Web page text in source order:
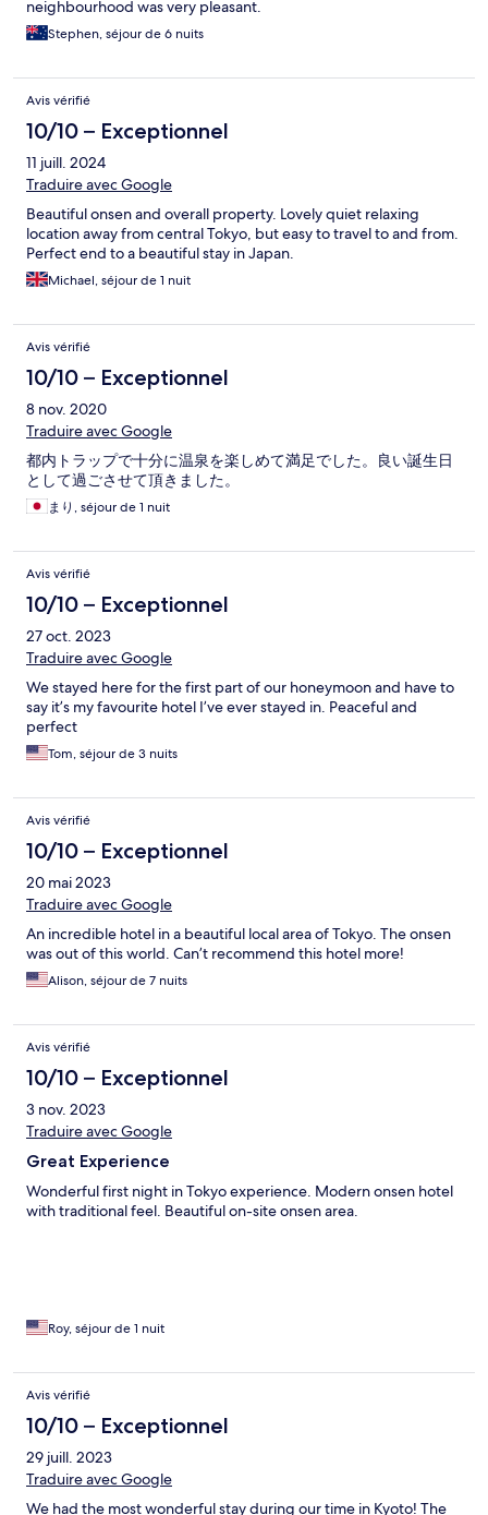
neighbourhood was very pleasant.
Stephen, séjour de 6 nuits
Avis vérifié
10/10 – Exceptionnel
11 juill. 2024
Traduire avec Google
Beautiful onsen and overall property. Lovely quiet relaxing
location away from central Tokyo, but easy to travel to and from.
Perfect end to a beautiful stay in Japan.
Michael, séjour de 1 nuit
Avis vérifié
10/10 – Exceptionnel
8 nov. 2020
Traduire avec Google
都内トラップで十分に温泉を楽しめて満足でした。良い誕生日
として過ごさせて頂きました。
まり, séjour de 1 nuit
Avis vérifié
10/10 – Exceptionnel
27 oct. 2023
Traduire avec Google
We stayed here for the first part of our honeymoon and have to
say it’s my favourite hotel I’ve ever stayed in. Peaceful and
perfect
Tom, séjour de 3 nuits
Avis vérifié
10/10 – Exceptionnel
20 mai 2023
Traduire avec Google
An incredible hotel in a beautiful local area of Tokyo. The onsen
was out of this world. Can’t recommend this hotel more!
Alison, séjour de 7 nuits
Avis vérifié
10/10 – Exceptionnel
3 nov. 2023
Traduire avec Google
Great Experience
Wonderful first night in Tokyo experience. Modern onsen hotel
with traditional feel. Beautiful on-site onsen area.
Roy, séjour de 1 nuit
Avis vérifié
10/10 – Exceptionnel
29 juill. 2023
Traduire avec Google
We had the most wonderful stay during our time in Kyoto! The